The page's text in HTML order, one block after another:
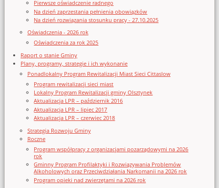
Pierwsze oświadczenie radnego
Na dzień zaprzestania pełnienia obowiązków
Na dzień rozwiązania stosunku pracy - 27.10.2025
Oświadczenia - 2026 rok
Oświadczenia za rok 2025
Raport o stanie Gminy
Plany, programy, strategie i ich wykonanie
Ponadlokalny Program Rewitalizacji Miast Sieci Cittaslow
Program rewitalizacji sieci miast
Lokalny Program Rewitalizacji gminy Olsztynek
Aktualizacja LPR – październik 2016
Aktualizacja LPR – lipiec 2017
Aktualizacja LPR – czerwiec 2018
Strategia Rozwoju Gminy
Roczne
Program współpracy z organizacjami pozarządowymi na 2026
rok
Gminny Program Profilaktyki i Rozwiązywania Problemów
Alkoholowych oraz Przeciwdziałania Narkomanii na 2026 rok
Program opieki nad zwierzętami na 2026 rok